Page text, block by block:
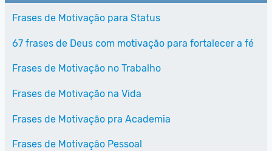
Frases de Motivação para Status
67 frases de Deus com motivação para fortalecer a fé
Frases de Motivação no Trabalho
Frases de Motivação na Vida
Frases de Motivação pra Academia
Frases de Motivação Pessoal